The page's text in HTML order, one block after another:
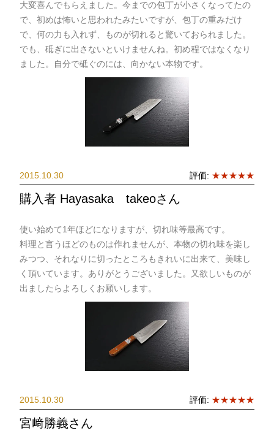
大変喜んでもらえました。今までの包丁が小さくなってたの
で、初めは怖いと思われたみたいですが、包丁の重みだけ
で、何の力も入れず、ものが切れると驚いておられました。
でも、砥ぎに出さないといけませんね。初め程ではなくなり
ました。自分で砥ぐのには、向かない本物です。
2015.10.30 評価: ★★★★★
購入者 Hayasaka takeoさん
使い始めて1年ほどになりますが、切れ味等最高です。
料理と言うほどのものは作れませんが、本物の切れ味を楽し
みつつ、それなりに切ったところもきれいに出来て、美味し
く頂いています。ありがとうございました。又欲しいものが
出ましたらよろしくお願いします。
2015.10.30 評価: ★★★★★
宮﨑勝義さん